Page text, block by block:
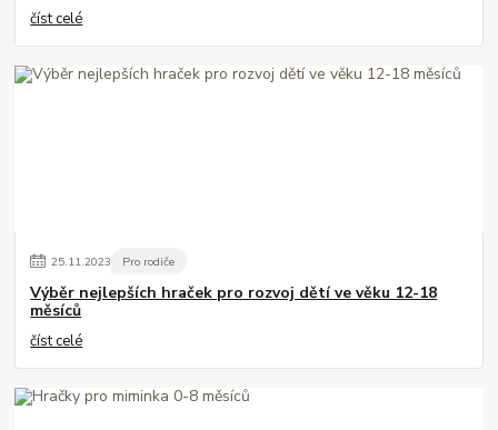
číst celé
25.11.2023 Pro rodiče
Výběr nejlepších hraček pro rozvoj dětí ve věku 12-18
měsíců
číst celé